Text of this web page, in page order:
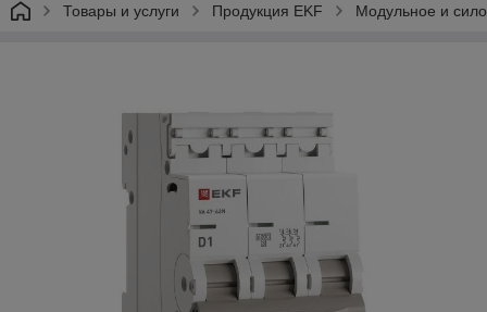
Товары и услуги Продукция EKF Модульное и